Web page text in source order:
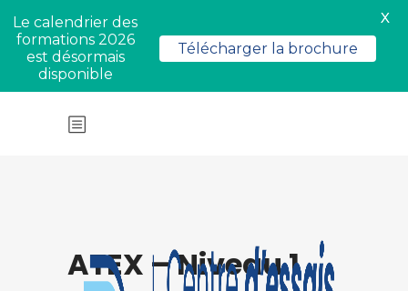
ATEX – Niveau 1
Le calendrier des
formations 2026
est désormais
disponible
Télécharger la brochure
X